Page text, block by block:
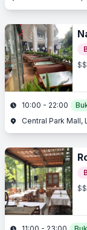
$$
10:00 - 22:00